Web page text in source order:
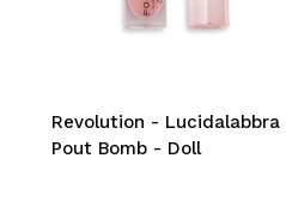
Revolution - Lucidalabbra
Pout Bomb - Doll